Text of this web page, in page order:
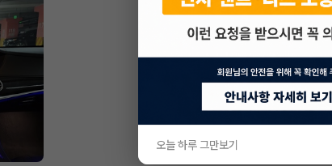
오늘 하루 그만보기